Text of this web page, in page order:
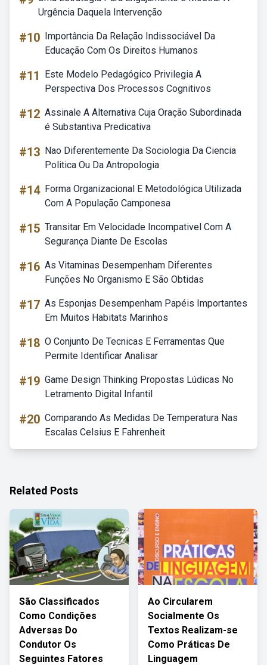
Urgência Daquela Intervenção
#10 Importância Da Relação Indissociável Da
Educação Com Os Direitos Humanos
#11
Este Modelo Pedagógico Privilegia A
Perspectiva Dos Processos Cognitivos
#12 Assinale A Alternativa Cuja Oração Subordinada
é Substantiva Predicativa
#13 Nao Diferentemente Da Sociologia Da Ciencia
Politica Ou Da Antropologia
#14 Forma Organizacional E Metodológica Utilizada
Com A População Camponesa
#15 Transitar Em Velocidade Incompativel Com A
Segurança Diante De Escolas
#16 As Vitaminas Desempenham Diferentes
Funções No Organismo E São Obtidas
#17 As Esponjas Desempenham Papéis Importantes
Em Muitos Habitats Marinhos
#18 O Conjunto De Tecnicas E Ferramentas Que
Permite Identificar Analisar
#19 Game Design Thinking Propostas Lúdicas No
Letramento Digital Infantil
#20 Comparando As Medidas De Temperatura Nas
Escalas Celsius E Fahrenheit
Related Posts
São Classificados
Como Condições
Adversas Do
Condutor Os
Seguintes Fatores
Ao Circularem
Socialmente Os
Textos Realizam-se
Como Práticas De
Linguagem